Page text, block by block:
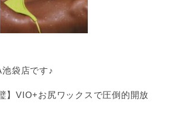
袋店です♪
】VIO+お尻ワックスで圧倒的開放